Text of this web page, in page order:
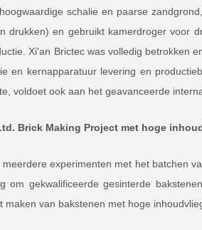
schalie en paarse
drukken) en gebruikt kamerdroger voor
Xi'an Brictec was volledig betrokken
en kernapparatuur levering en
voldoet ook aan het geavanceerde
Brick Making Project met hoge
experimenten met het batchen
om gekwalificeerde gesinterde
van bakstenen met hoge